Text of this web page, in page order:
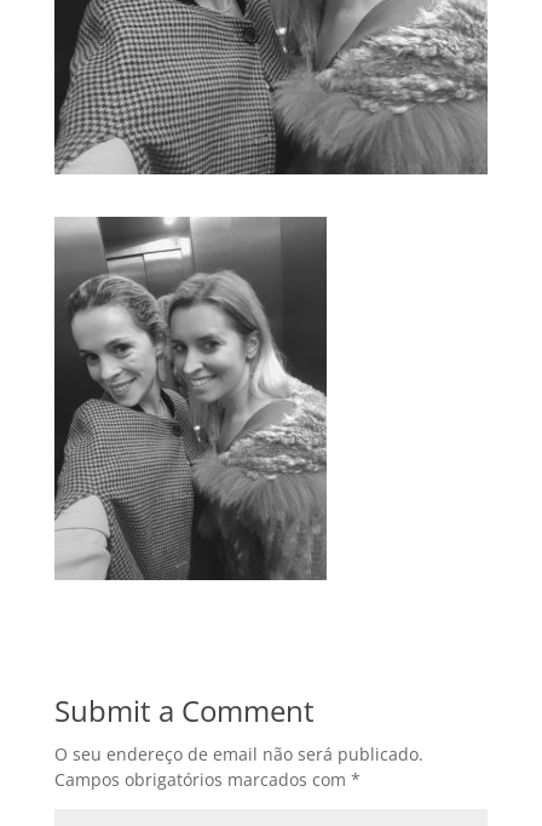
Submit a Comment
O seu endereço de email não será publicado.
Campos obrigatórios marcados com *